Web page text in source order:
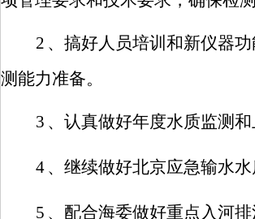
2 、搞好人员培训和新仪器
测能力准备。
3 、认真做好年度水质监测
4 、继续做好北京应急输水
5 、配合海委做好重点入河